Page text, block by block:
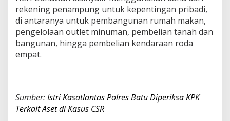
rekening penampung untuk kepentingan pribadi,
di antaranya untuk pembangunan rumah makan,
pengelolaan outlet minuman, pembelian tanah dan
bangunan, hingga pembelian kendaraan roda
empat.
Sumber:Istri Kasatlantas Polres Batu Diperiksa KPK
Terkait Aset di Kasus CSR